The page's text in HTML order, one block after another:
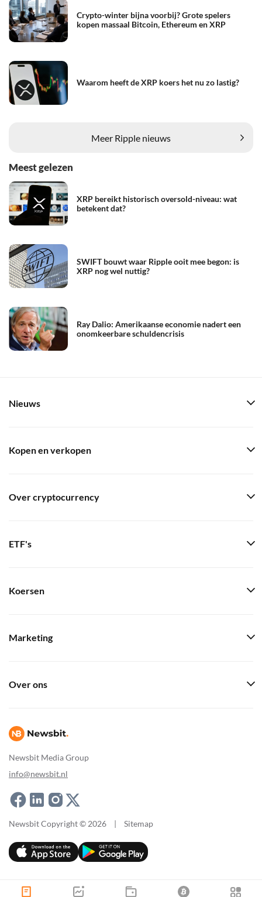
Crypto-winter bijna voorbij? Grote spelers
kopen massaal Bitcoin, Ethereum en XRP
Waarom heeft de XRP koers het nu zo lastig?
Meer Ripple nieuws
Meest gelezen
XRP bereikt historisch oversold-niveau: wat
betekent dat?
SWIFT bouwt waar Ripple ooit mee begon: is
XRP nog wel nuttig?
Ray Dalio: Amerikaanse economie nadert een
onomkeerbare schuldencrisis
Newsbit Media Group
info@newsbit.nl
Nieuws
Kopen en verkopen
Over cryptocurrency
ETF's
Koersen
Marketing
Over ons
Newsbit Copyright © 2026 | Sitemap